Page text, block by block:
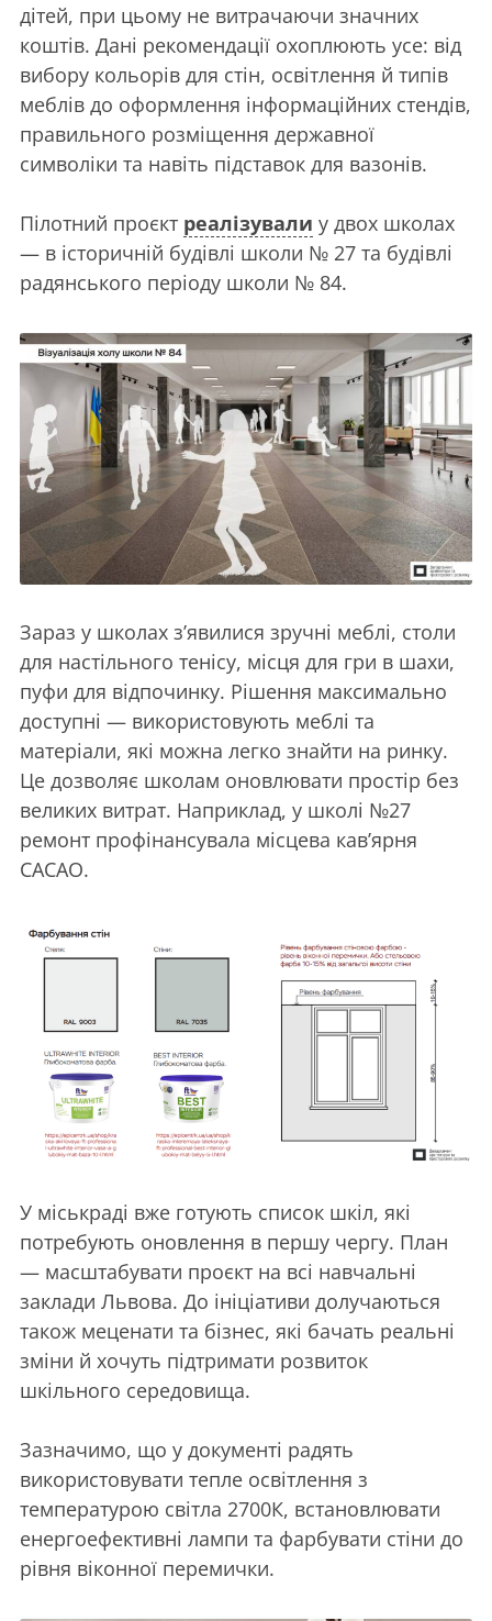
дітей, при цьому не витрачаючи значних
коштів. Дані рекомендації охоплюють усе: від
вибору кольорів для стін, освітлення й типів
меблів до оформлення інформаційних стендів,
правильного розміщення державної
символіки та навіть підставок для вазонів.
Пілотний проєкт реалізували у двох школах
— в історичній будівлі школи № 27 та будівлі
радянського періоду школи № 84.
Зараз у школах з’явилися зручні меблі, столи
для настільного тенісу, місця для гри в шахи,
пуфи для відпочинку. Рішення максимально
доступні — використовують меблі та
матеріали, які можна легко знайти на ринку.
Це дозволяє школам оновлювати простір без
великих витрат. Наприклад, у школі №27
ремонт профінансувала місцева кав’ярня
CACAO.
У міськраді вже готують список шкіл, які
потребують оновлення в першу чергу. План
— масштабувати проєкт на всі навчальні
заклади Львова. До ініціативи долучаються
також меценати та бізнес, які бачать реальні
зміни й хочуть підтримати розвиток
шкільного середовища.
Зазначимо, що у документі радять
використовувати тепле освітлення з
температурою світла 2700К, встановлювати
енергоефективні лампи та фарбувати стіни до
рівня віконної перемички.